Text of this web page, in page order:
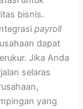
bisnis.
payroll
dapat
Jika Anda
selaras
yang